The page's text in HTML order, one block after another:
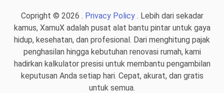
Copright © 2026 . Privacy Policy. Lebih dari sekadar
kamus, XamuX adalah pusat alat bantu pintar untuk gaya
hidup, kesehatan, dan profesional. Dari menghitung pajak
penghasilan hingga kebutuhan renovasi rumah, kami
hadirkan kalkulator presisi untuk membantu pengambilan
keputusan Anda setiap hari. Cepat, akurat, dan gratis
untuk semua.